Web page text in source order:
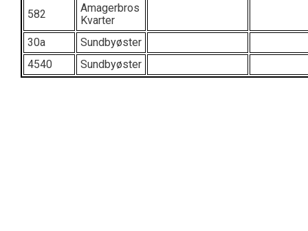
582
Amagerbros
Kvarter
30a
Sundbyøster
4540
Sundbyøster